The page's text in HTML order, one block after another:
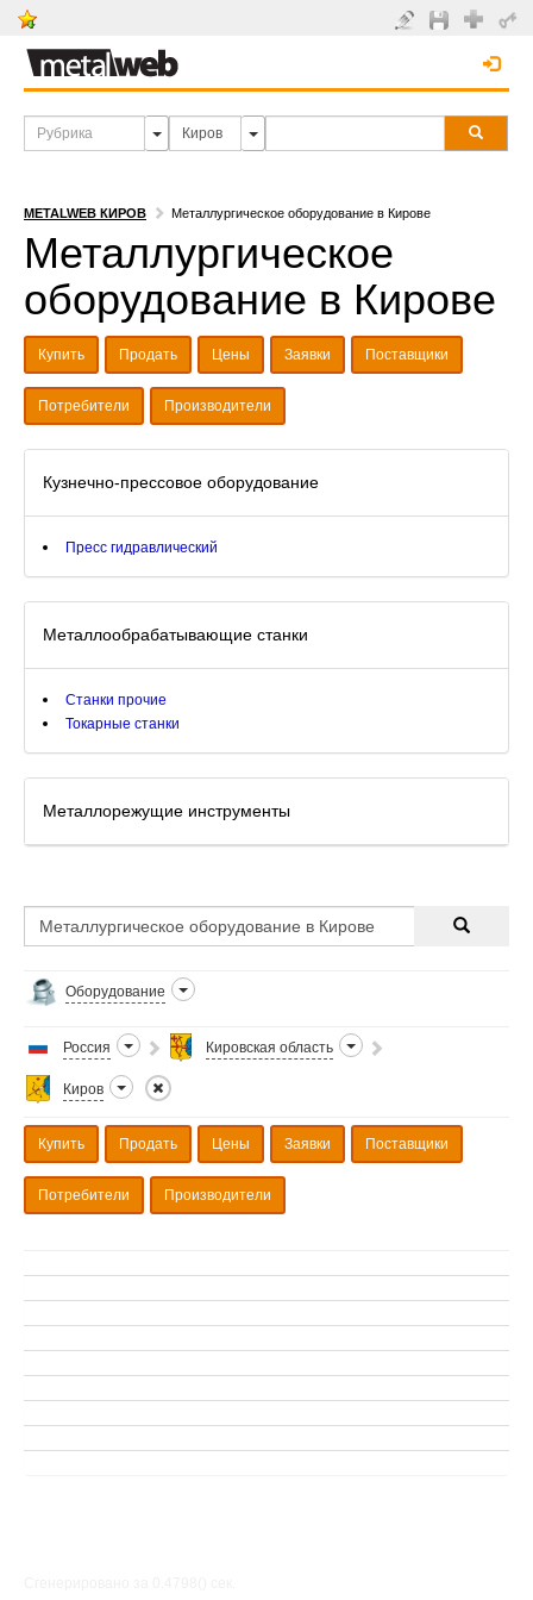
METALWEB КИРОВ Металлургическое оборудование в Кирове
Металлургическое
оборудование в Кирове
Купить Продать Цены Заявки Поставщики
Потребители Производители
Кузнечно-прессовое оборудование
Пресс гидравлический
Металлообрабатывающие станки
Станки прочие
Токарные станки
Металлорежущие инструменты
Оборудование
Россия Кировская область
Киров
Купить Продать Цены Заявки Поставщики
Потребители Производители